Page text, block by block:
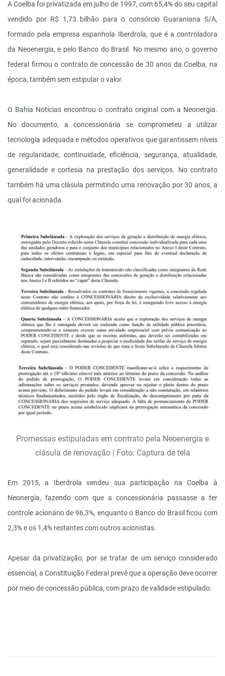
A Coelba foi privatizada em julho de 1997, com 65,4% do seu capital
vendido por R$ 1,73 bilhão para o consórcio Guaraniana S/A,
formado pela empresa espanhola Iberdrola, que é a controladora
da Neoenergia, e pelo Banco do Brasil. No mesmo ano, o governo
federal firmou o contrato de concessão de 30 anos da Coelba, na
época, também sem estipular o valor.
O Bahia Notícias encontrou o contrato original com a Neonergia.
No documento, a concessionária se comprometeu a utilizar
tecnologia adequada e métodos operativos que garantissem níveis
de regularidade, continuidade, eficiência, segurança, atualidade,
generalidade e cortesia na prestação dos serviços. No contrato
também há uma clásula permitindo uma renovação por 30 anos, a
qual foi acionada.
Promessas estipuladas em contrato pela Neoenergia e
clásula de renovação | Foto: Captura de tela
Em 2015, a Iberdrola vendeu sua participação na Coelba à
Neonergia, fazendo com que a concessionária passasse a ter
controle acionário de 96,3%, enquanto o Banco do Brasil ficou com
2,3% e os 1,4% restantes com outros acionistas.
Apesar da privatização, por se tratar de um serviço considerado
essencial, a Constituição Federal prevê que a operação deve ocorrer
por meio de concessão pública, com prazo de validade estipulado.